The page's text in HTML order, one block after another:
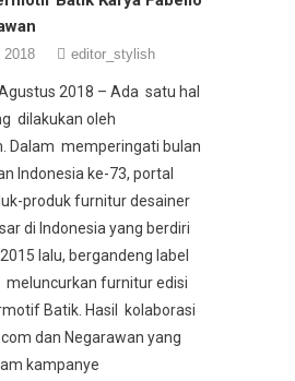
2018 editor_stylish
2018 – Ada satu hal
dilakukan oleh
Dalam memperingati bulan
Indonesia ke-73, portal
produk furnitur desainer
di Indonesia yang berdiri
lalu, bergandeng label
meluncurkan furnitur edisi
Batik. Hasil kolaborasi
dan Negarawan yang
kampanye